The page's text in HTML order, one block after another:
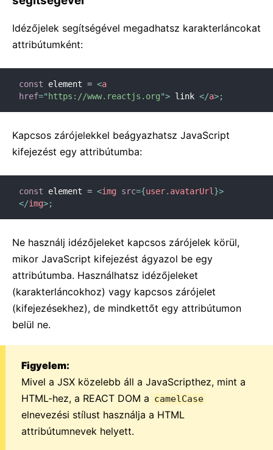
Idézőjelek segítségével megadhatsz karakterláncokat
attribútumként:
const element = <a
href=" https://www.reactjs.org"> link </a>;
Kapcsos zárójelekkel beágyazhatsz JavaScript
kifejezést egy attribútumba:
const element = <img src={user. avatarUrl }>
</img>;
Ne használj idézőjeleket kapcsos zárójelek körül,
mikor JavaScript kifejezést ágyazol be egy
attribútumba. Használhatsz idézőjeleket
(karakterláncokhoz) vagy kapcsos zárójelet
(kifejezésekhez), de mindkettőt egy attribútumon
belül ne.
Figyelem:
Mivel a JSX közelebb áll a JavaScripthez, mint a
HTML-hez, a REACT DOM a camelCase
elnevezési stílust használja a HTML
attribútumnevek helyett.